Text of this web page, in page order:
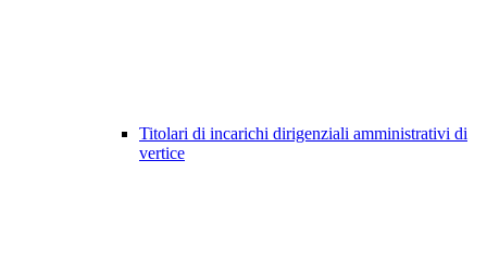
Titolari di incarichi dirigenziali amministrativi di
vertice